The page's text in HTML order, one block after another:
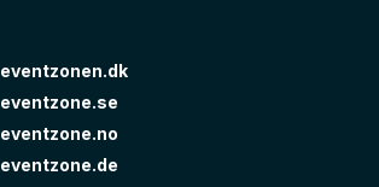
eventzonen.dk
eventzone.se
eventzone.no
eventzone.de